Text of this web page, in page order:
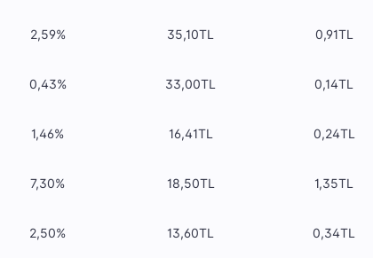
2,59% 35,10TL 0,91TL
0,43% 33,00TL 0,14TL
1,46% 16,41TL 0,24TL
7,30% 18,50TL 1,35TL
2,50% 13,60TL 0,34TL